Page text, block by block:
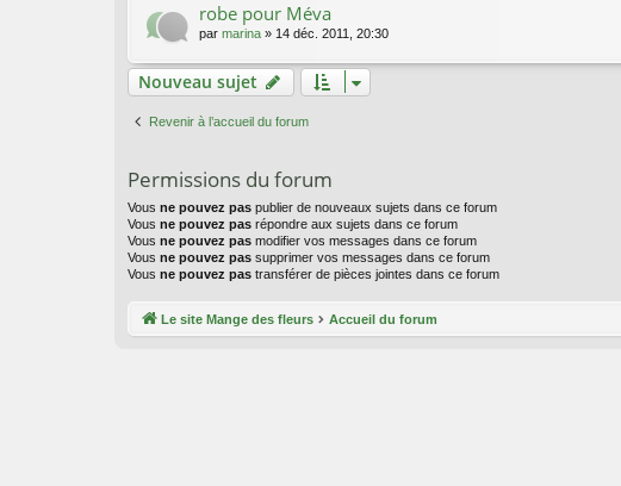
robe pour Méva
par marina » 14 déc. 2011, 20:30
Nouveau sujet
Revenir à l’accueil du forum
Permissions du forum
Vous ne pouvez pas publier de nouveaux sujets dans ce forum
Vous ne pouvez pas répondre aux sujets dans ce forum
Vous ne pouvez pas modifier vos messages dans ce forum
Vous ne pouvez pas supprimer vos messages dans ce forum
Vous ne pouvez pas transférer de pièces jointes dans ce forum
Le site Mange des fleurs Accueil du forum